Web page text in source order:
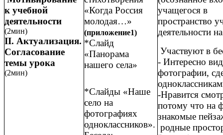
к учебной
деятельности
(2мин)
II. Актуализация.
Согласование
темы урока
(2мин)
«Когда Россия
молодая…»
(приложение1)
*Слайд
«Панорама
нашего села»
*Слайды «Наше
село на
фотографиях
одноклассников».
учащегося в
пространство
деятельности
Участвуют в
- Интересно
фотографии,
-Нравится
потому что на
знакомые
родные